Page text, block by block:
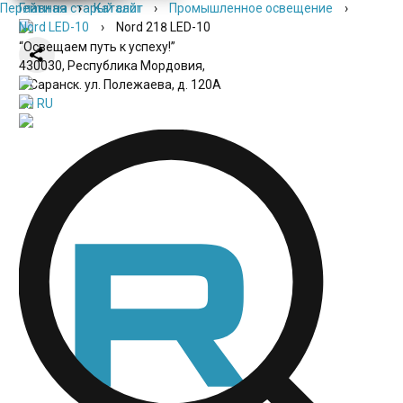
Перейти на старый сайт
“Освещаем путь к успеху!”
430030, Республика Мордовия,
г. Саранск. ул. Полежаева, д. 120А
EN RU
Главная › Каталог › Промышленное освещение
›
Nord LED-10
› Nord 218 LED-10